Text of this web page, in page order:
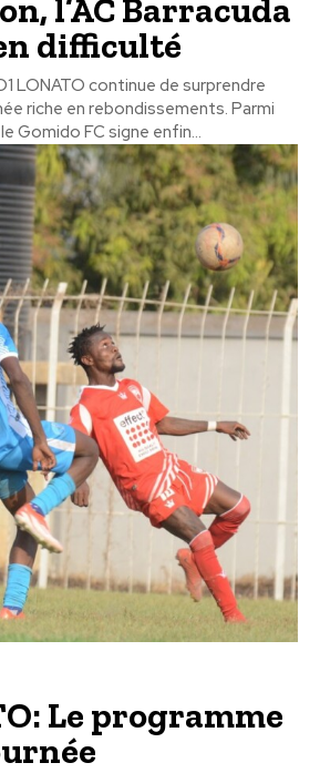
l’AC Barracuda
difficulté
LONATO continue de surprendre
riche en rebondissements. Parmi
Gomido FC signe enfin...
Le programme